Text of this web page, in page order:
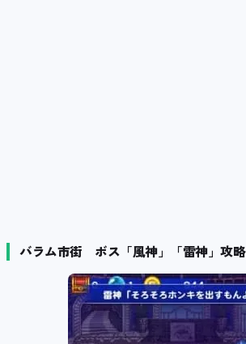
バラム市街 ボス「風神」「雷神」攻略